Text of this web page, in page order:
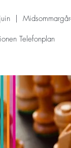
  |
Telefonplan